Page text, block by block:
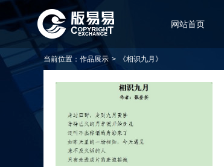
网站首页
当前位置： 作品展示 > 《相识九月》